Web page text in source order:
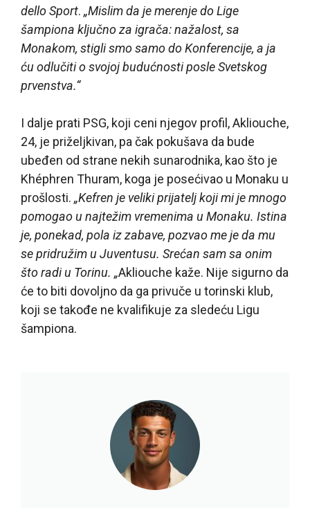
dello Sport. „Mislim da je merenje do Lige
šampiona ključno za igrača: nažalost, sa
Monakom, stigli smo samo do Konferencije, a ja
ću odlučiti o svojoj budućnosti posle Svetskog
prvenstva.“
I dalje prati PSG, koji ceni njegov profil, Akliouche,
24, je priželjkivan, pa čak pokušava da bude
ubeđen od strane nekih sunarodnika, kao što je
Khéphren Thuram, koga je posećivao u Monaku u
prošlosti. „Kefren je veliki prijatelj koji mi je mnogo
pomogao u najtežim vremenima u Monaku. Istina
je, ponekad, pola iz zabave, pozvao me je da mu
se pridružim u Juventusu. Srećan sam sa onim
što radi u Torinu. „Akliouche kaže. Nije sigurno da
će to biti dovoljno da ga privuče u torinski klub,
koji se takođe ne kvalifikuje za sledeću Ligu
šampiona.